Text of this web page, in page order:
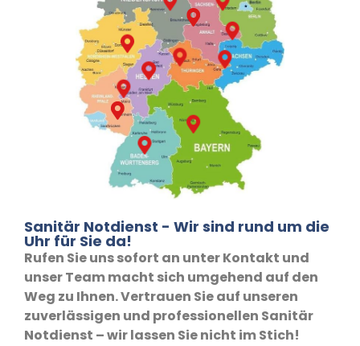
Sanitär Notdienst - Wir sind rund um die
Uhr für Sie da!
Rufen Sie uns sofort an unter Kontakt und
unser Team macht sich umgehend auf den
Weg zu Ihnen. Vertrauen Sie auf unseren
zuverlässigen und professionellen Sanitär
Notdienst – wir lassen Sie nicht im Stich!